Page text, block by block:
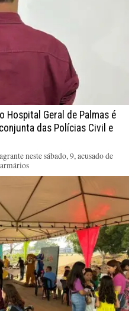
Hospital Geral de Palmas é
das Polícias Civil e
neste sábado, 9, acusado de